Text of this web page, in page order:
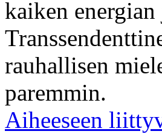
kaiken
rauhallisen
paremmin.
Aiheeseen